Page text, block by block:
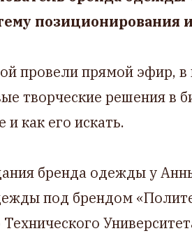
позиционирования
провели прямой эфир, в
творческие решения в
как его искать.
бренда одежды у
под брендом
Технического